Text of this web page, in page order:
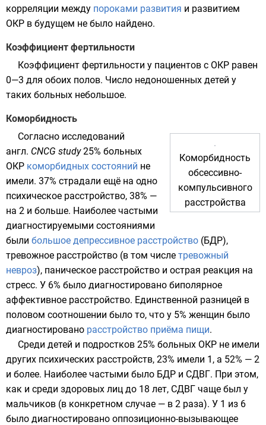
корреляции между пороками развития и развитием
ОКР в будущем не было найдено.
Коэффициент фертильности
Коэффициент фертильности у пациентов с ОКР равен
0—3 для обоих полов. Число недоношенных детей у
таких больных небольшое.
Коморбидность
Коморбидность
обсессивно-
компульсивного
расстройства
Согласно исследований
англ. CNCG study25% больных
ОКР коморбидных состояний не
имели. 37% страдали ещё на одно
психическое расстройство, 38% —
на 2 и больше. Наиболее частыми
диагностируемыми состояниями
были большое депрессивное расстройство (БДР),
тревожное расстройство (в том числе тревожный
невроз), паническое расстройство и острая реакция на
стресс. У 6% было диагностировано биполярное
аффективное расстройство. Единственной разницей в
половом соотношении было то, что у 5% женщин было
диагностировано расстройство приёма пищи.
Среди детей и подростков 25% больных ОКР не имели
других психических расстройств, 23% имели 1, а 52% — 2
и более. Наиболее частыми было БДР и СДВГ. При этом,
как и среди здоровых лиц до 18 лет, СДВГ чаще был у
мальчиков (в конкретном случае — в 2 раза). У 1 из 6
было диагностировано оппозиционно-вызывающее